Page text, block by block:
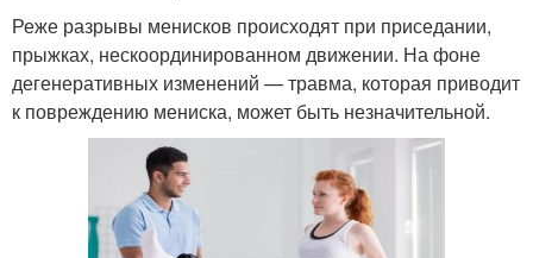
Реже разрывы менисков происходят при приседании,
прыжках, нескоординированном движении. На фоне
дегенеративных изменений — травма, которая приводит
к повреждению мениска, может быть незначительной.